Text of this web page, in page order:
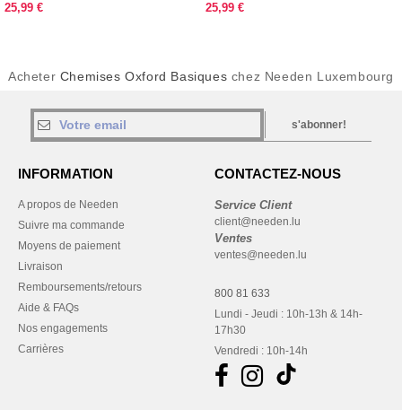
25,99 €
25,99 €
Acheter Chemises Oxford Basiques chez Needen Luxembourg
s'abonner!
INFORMATION
A propos de Needen
Suivre ma commande
Moyens de paiement
Livraison
Remboursements/retours
Aide & FAQs
Nos engagements
Carrières
CONTACTEZ-NOUS
Service Client
client@needen.lu
Ventes
ventes@needen.lu
800 81 633
Lundi - Jeudi : 10h-13h & 14h-
17h30
Vendredi : 10h-14h